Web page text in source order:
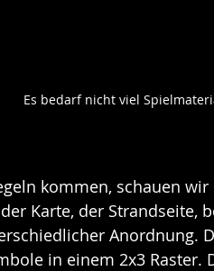
Es bedarf nicht viel
kommen, schauen
Karte, der
Anordnung.
in einem 2x3 Raster.